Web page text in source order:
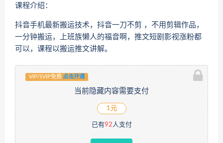
课程介绍：
抖音手机最新搬运技术，抖音一刀不剪 ，不用剪辑作品，
一分钟搬运，上班族懒人的福音啊，推文短剧影视涨粉都
可以，课程以搬运推文讲解。
VIP/SVIP免费 点击开通
当前隐藏内容需要支付
1元
已有92 人支付